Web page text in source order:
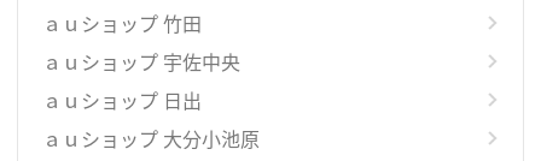
ａｕショップ 竹田
ａｕショップ 宇佐中央
ａｕショップ 日出
ａｕショップ 大分小池原